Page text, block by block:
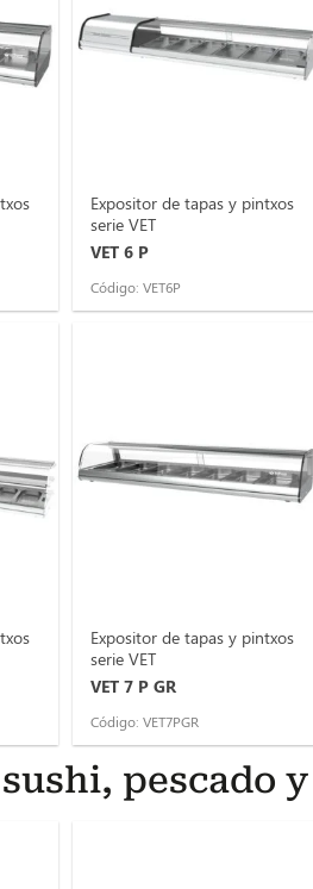
Expositor de tapas y pintxos
serie VET
VET 6 P
Código: VET6P
Expositor de tapas y pintxos
serie VET
VET 7 P GR
Código: VET7PGR
pescado